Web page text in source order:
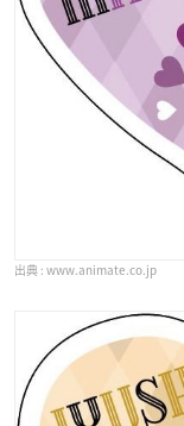
www.animate.co.jp